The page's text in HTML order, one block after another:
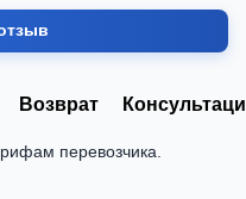
Возврат
перевозчика.